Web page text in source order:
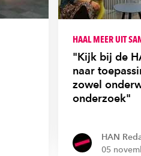
HAAL MEER UIT
"Kijk bij de
naar
zowel
onderzoek"
HAN
05